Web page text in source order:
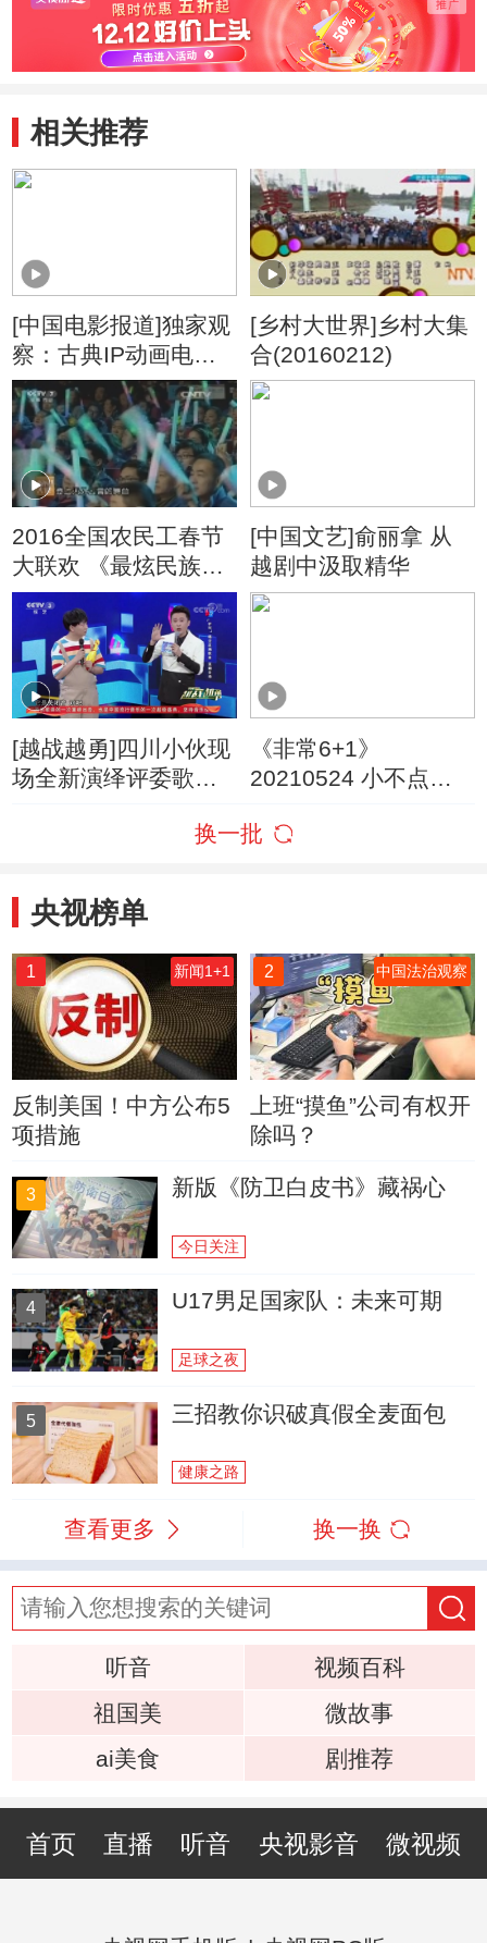
相关推荐
[中国电影报道]独家观
察：古典IP动画电影
的取胜之道 取其精华
传统底蕴不能丢
[乡村大世界]乡村大集
合(20160212)
2016全国农民工春节
大联欢 《最炫民族
风》
[中国文艺]俞丽拿 从
越剧中汲取精华
[越战越勇]四川小伙现
场全新演绎评委歌曲
《非常6+1》
20210524 小不点大
换一批
央视榜单
1 新闻1+1
反制美国！中方公布5
项措施
2 中国法治观察
上班“摸鱼”公司有权开
除吗？
3 新版《防卫白皮书》藏祸心
今日关注
4 U17男足国家队：未来可期
足球之夜
5 三招教你识破真假全麦面包
健康之路
查看更多 换一换
听音
视频百科
祖国美
微故事
ai美食
剧推荐
首页 直播 听音 央视影音 微视频